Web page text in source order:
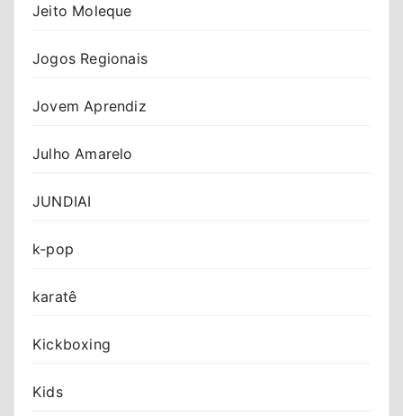
Jeito Moleque
Jogos Regionais
Jovem Aprendiz
Julho Amarelo
JUNDIAI
k-pop
karatê
Kickboxing
Kids